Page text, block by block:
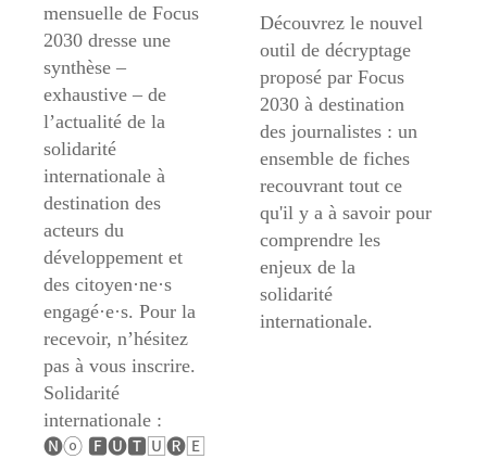
mensuelle de Focus
2030 dresse une
synthèse –
exhaustive – de
l’actualité de la
solidarité
internationale à
destination des
acteurs du
développement et
des citoyen·ne·s
engagé·e·s. Pour la
recevoir, n’hésitez
pas à vous inscrire.
Solidarité
internationale :
🅝ⓞ 🅵🅤🆃🅄🅡🄴
Découvrez le nouvel
outil de décryptage
proposé par Focus
2030 à destination
des journalistes : un
ensemble de fiches
recouvrant tout ce
qu'il y a à savoir pour
comprendre les
enjeux de la
solidarité
internationale.